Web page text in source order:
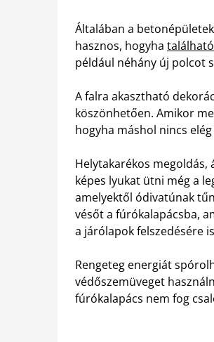
Általában a
hasznos, hogyha
például néhány új polcot
A falra akasztható
köszönhetően. Amikor
hogyha máshol nincs elég
Helytakarékos megoldás,
képes lyukat ütni még a
amelyektől ódivatúnak
vésőt a fúrókalapácsba,
a járólapok felszedésére
Rengeteg energiát
védőszemüveget
fúrókalapács nem fog